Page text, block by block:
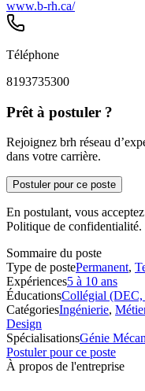
www.b-rh.ca/
Téléphone
8193735300
Prêt à postuler ?
Rejoignez brh réseau
dans votre carrière.
Postuler pour ce poste
En postulant, vous
Politique de confidentialité.
Sommaire du poste
Type de postePermanent,
Expériences5 à 10 ans
ÉducationsCollégial
CatégoriesIngénierie,
Design
SpécialisationsGénie
Postuler pour ce poste
À propos de l'entreprise